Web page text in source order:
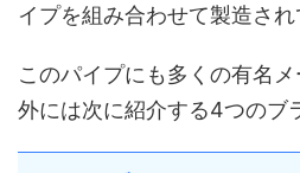
イプを組み合わせて製造され
このパイプにも多くの有名
外には次に紹介する4つのブ